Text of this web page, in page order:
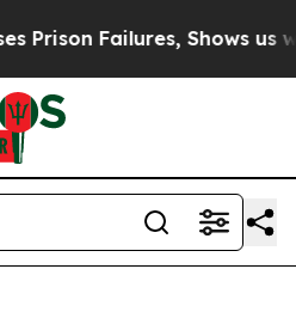
Failures, Shows us why